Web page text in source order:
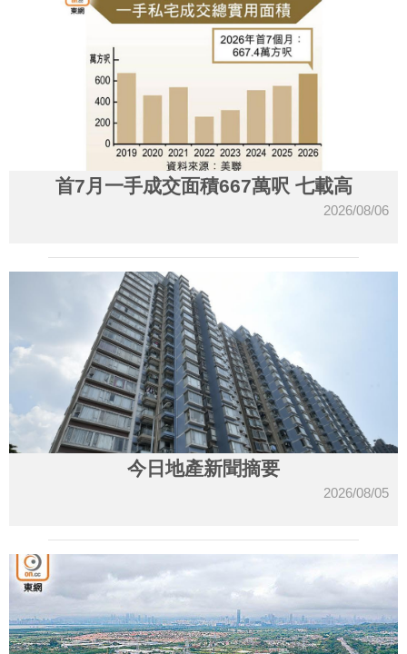
首7月一手成交面積667萬呎 七載高
2026/08/06
今日地產新聞摘要
2026/08/05